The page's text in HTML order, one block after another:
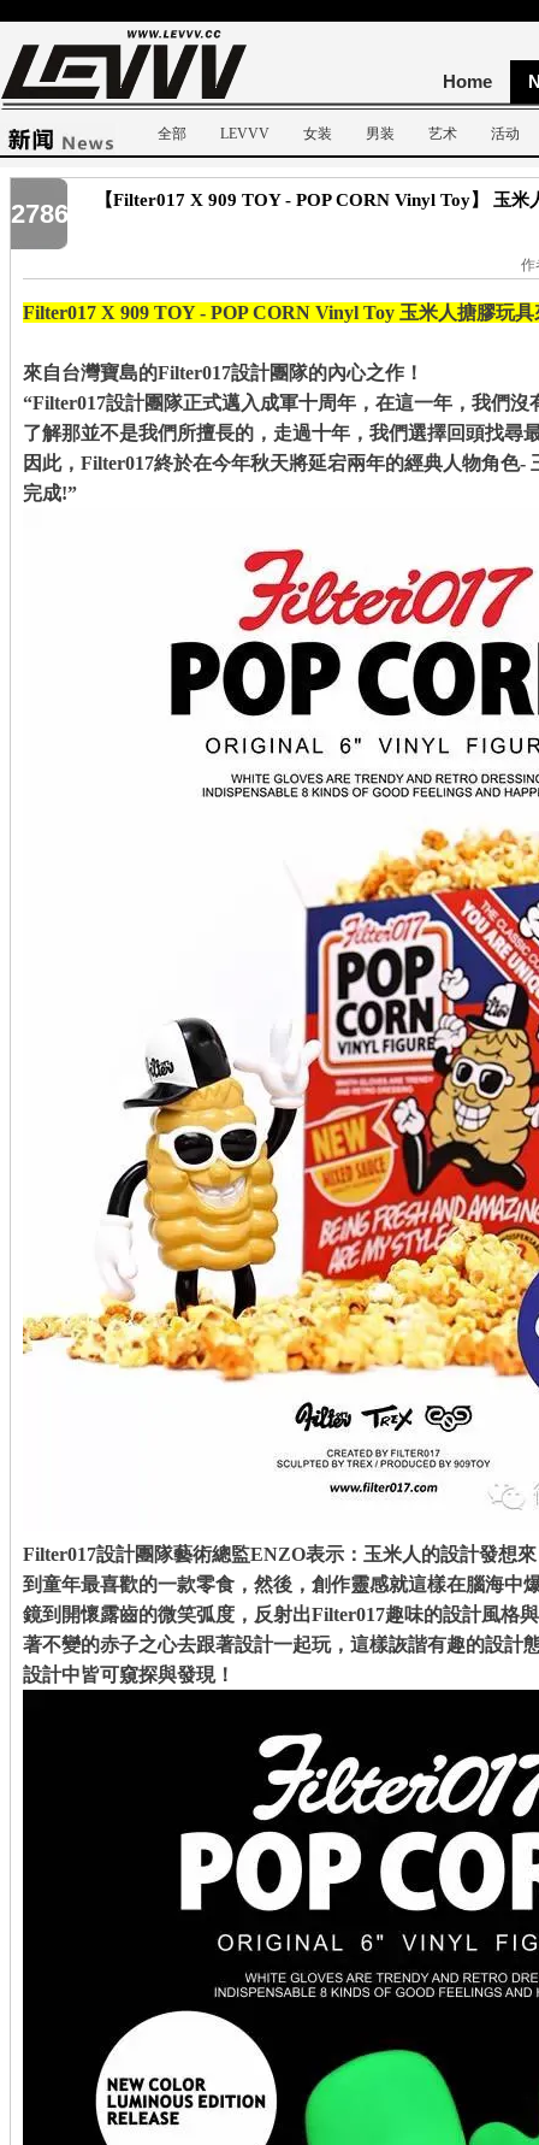
Home
全部 LEVVV 女装 男装 艺术 活动
2786 【Filter017 X 909 TOY - POP CORN Vinyl Toy】 玉米
作
Filter017 X 909 TOY - POP CORN Vinyl Toy 玉米人搪膠玩
來自台灣寶島的Filter017設計團隊的內心之作！
“Filter017設計團隊正式邁入成軍十周年，在這一年，我們
了解那並不是我們所擅長的，走過十年，我們選擇回頭找尋
因此，Filter017終於在今年秋天將延宕兩年的經典人物角色-
完成!”
Filter017設計團隊藝術總監ENZO表示：玉米人的設計發想
到童年最喜歡的一款零食，然後，創作靈感就這樣在腦海中
鏡到開懷露齒的微笑弧度，反射出Filter017趣味的設計風格
著不變的赤子之心去跟著設計一起玩，這樣詼諧有趣的設計
設計中皆可窺探與發現！